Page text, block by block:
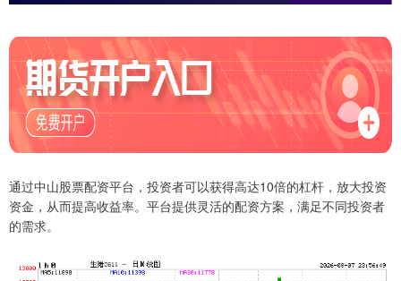
通过中山股票配资平台，投资者可以获得高达10倍的杠杆，放大投资
资金，从而提高收益率。平台提供灵活的配资方案，满足不同投资者
的需求。